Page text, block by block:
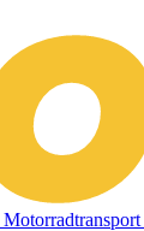
Motorradtransport